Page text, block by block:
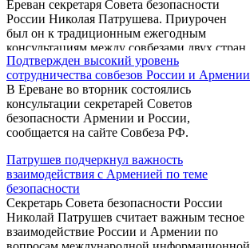
Ереван секретаря Совета безопасности
России Николая Патрушева. Приурочен
был он к традиционным ежегодным
консультациям между совбезами двух стран.
Подтвержден высокий уровень
сотрудничества совбезов России и Армении
В Ереване во вторник состоялись
консультации секретарей Советов
безопасности Армении и России,
сообщается на сайте Совбеза РФ.
Патрушев подчеркнул важность
взаимодействия с Арменией по теме
безопасности
Секретарь Совета безопасности России
Николай Патрушев считает важным тесное
взаимодействие России и Армении по